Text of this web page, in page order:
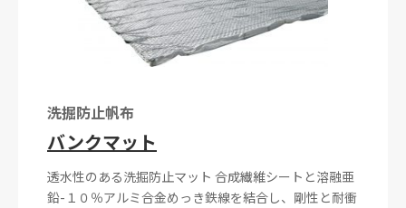
洗掘防止帆布
バンクマット
透水性のある洗掘防止マット 合成繊維シートと溶融亜
鉛-１０％アルミ合金めっき鉄線を結合し、剛性と耐衝